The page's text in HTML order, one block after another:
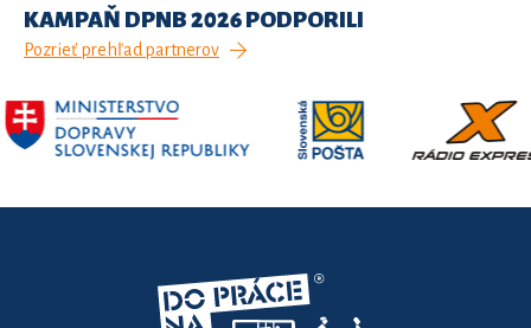
KAMPAŇ DPNB 2026 PODPORILI
Pozrieť prehľad partnerov